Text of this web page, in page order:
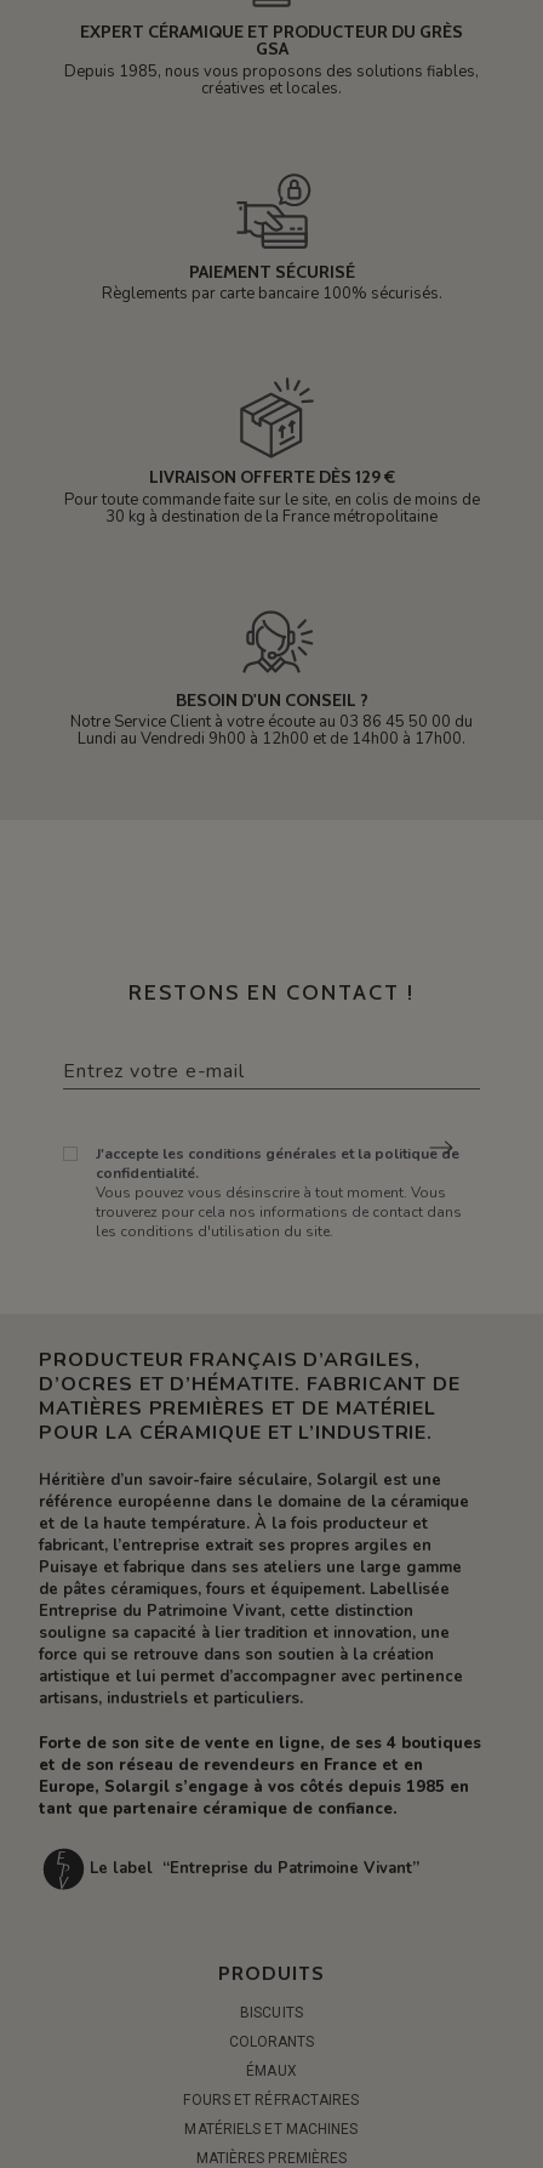
EXPERT CÉRAMIQUE ET PRODUCTEUR DU GRÈS
GSA
Depuis 1985, nous vous proposons des solutions fiables,
créatives et locales.
PAIEMENT SÉCURISÉ
Règlements par carte bancaire 100% sécurisés.
LIVRAISON OFFERTE DÈS 129 €
Pour toute commande faite sur le site, en colis de moins de
30 kg à destination de la France métropolitaine
BESOIN D'UN CONSEIL ?
Notre Service Client à votre écoute au 03 86 45 50 00 du
Lundi au Vendredi 9h00 à 12h00 et de 14h00 à 17h00.
RESTONS EN CONTACT !
J'accepte les conditions générales et la politique de
confidentialité.
Vous pouvez vous désinscrire à tout moment. Vous
trouverez pour cela nos informations de contact dans
les conditions d'utilisation du site.
PRODUCTEUR FRANÇAIS D’ARGILES,
D’OCRES ET D’HÉMATITE. FABRICANT DE
MATIÈRES PREMIÈRES ET DE MATÉRIEL
POUR LA CÉRAMIQUE ET L’INDUSTRIE.
Héritière d’un savoir-faire séculaire, Solargil est une
référence européenne dans le domaine de la céramique
et de la haute température. À la fois producteur et
fabricant, l’entreprise extrait ses propres argiles en
Puisaye et fabrique dans ses ateliers une large gamme
de pâtes céramiques, fours et équipement. Labellisée
Entreprise du Patrimoine Vivant, cette distinction
souligne sa capacité à lier tradition et innovation, une
force qui se retrouve dans son soutien à la création
artistique et lui permet d’accompagner avec pertinence
artisans, industriels et particuliers.
Forte de son site de vente en ligne, de ses 4 boutiques
et de son réseau de revendeurs en France et en
Europe, Solargil s’engage à vos côtés depuis 1985 en
tant que partenaire céramique de confiance.
Le label “Entreprise du Patrimoine Vivant”
PRODUITS
BISCUITS
COLORANTS
ÉMAUX
FOURS ET RÉFRACTAIRES
MATÉRIELS ET MACHINES
MATIÈRES PREMIÈRES